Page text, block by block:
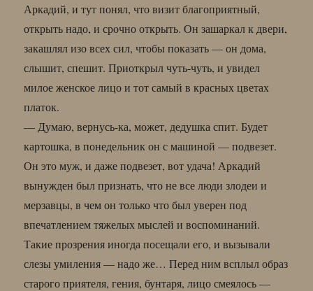
Аркадий, и тут понял, что визит благоприятный,
открыть надо, и срочно открыть. Он зашаркал к двери,
закашлял изо всех сил, чтобы показать — он дома,
слышит, спешит. Приоткрыл чуть-чуть, и увидел
милое женское лицо и тот самый в красных цветах
платок.
— Думаю, вернусь-ка, может, дедушка спит. Будет
картошка, в понедельник он с машиной — подвезет.
Он это муж, и даже подвезет, вот удача! Аркадий
вынужден был признать, что не все люди злодеи и
мерзавцы, в чем он только что был уверен под
впечатлением тяжелых мыслей и воспоминаний.
Такие прозрения иногда посещали его, и вызывали
слезы умиления — надо же… Перед ним всплыл образ
старого приятеля, гения, бунтаря, лицо смеялось —